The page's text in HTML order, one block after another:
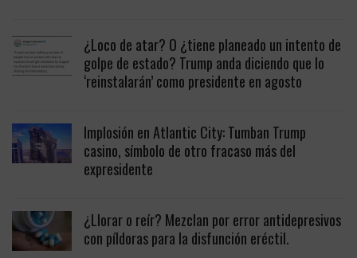
¿Loco de atar? O ¿tiene planeado un intento de
golpe de estado? Trump anda diciendo que lo
‘reinstalarán’ como presidente en agosto
Implosión en Atlantic City: Tumban Trump
casino, símbolo de otro fracaso más del
expresidente
¿Llorar o reír? Mezclan por error antidepresivos
con píldoras para la disfunción eréctil.